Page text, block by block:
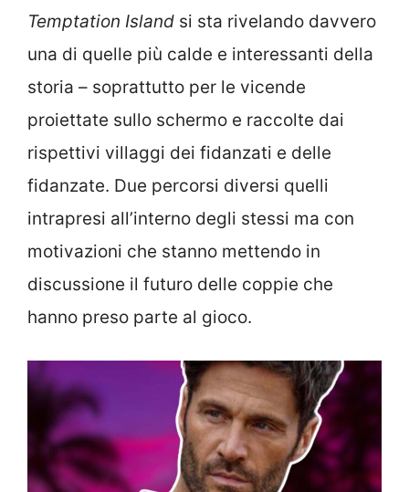
Temptation Island si sta rivelando davvero
una di quelle più calde e interessanti della
storia – soprattutto per le vicende
proiettate sullo schermo e raccolte dai
rispettivi villaggi dei fidanzati e delle
fidanzate. Due percorsi diversi quelli
intrapresi all’interno degli stessi ma con
motivazioni che stanno mettendo in
discussione il futuro delle coppie che
hanno preso parte al gioco.